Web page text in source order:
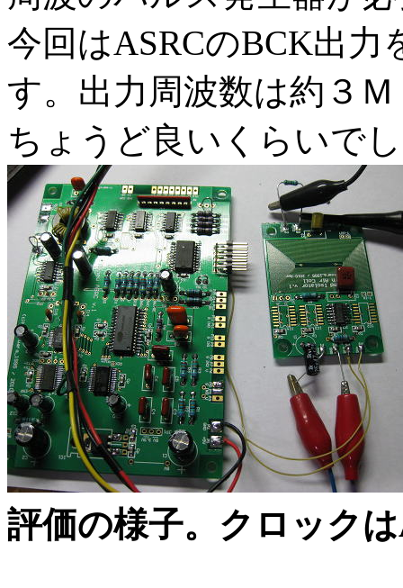
今回はASRCのBCK出
す。出力周波数は約３
ちょうど良いくらいで
評価の様子。クロック